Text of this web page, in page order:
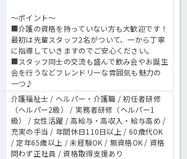
～ポイント～
■介護の資格を持っていない方も大歓迎です！
最初は先輩スタッフ2名がついて、一から丁寧
に指導していきますのでご安心ください。
■スタッフ同士の交流も盛んで飲み会やお誕生
会を行うなどフレンドリーな雰囲気も魅力の
一つ♪
介護福祉士 / ヘルパー・介護職 / 初任者研修
（ヘルパー2級） / 実務者研修（ヘルパー1
級） / 女性活躍 / 高給与・高収入・給与高め /
充実の手当 / 年間休日110日以上 / 60歳代OK
/ 定年65歳以上 / 未経験OK / 無資格OK / 資格
問わず正社員 / 資格取得支援あり